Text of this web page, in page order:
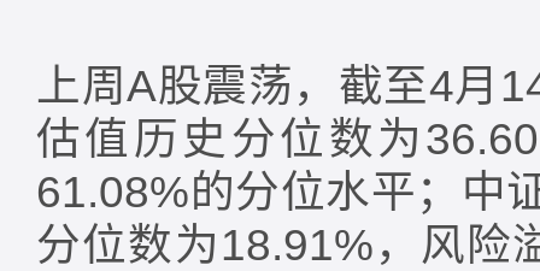
上周A股震荡，截至4月
估值历史分位数为
61.08%的分位水平；中
分位数为18.91%，风险